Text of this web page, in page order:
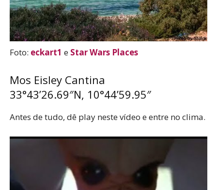
Foto: eckart1 e Star Wars Places
Mos Eisley Cantina
33°43’26.69″N, 10°44’59.95″
Antes de tudo, dê play neste vídeo e entre no clima.